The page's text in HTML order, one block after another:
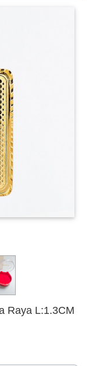
Raya L:1.3CM